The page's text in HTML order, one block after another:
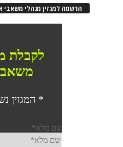
הרשמה למגזין מנהלי משאבי